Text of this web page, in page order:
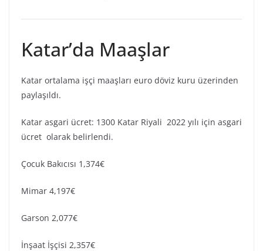
Katar’da Maaşlar
Katar ortalama işçi maaşları euro döviz kuru üzerinden
paylaşıldı.
Katar asgari ücret: 1300 Katar Riyali 2022 yılı için asgari
ücret olarak belirlendi.
Çocuk Bakıcısı 1,374€
Mimar 4,197€
Garson 2,077€
İnşaat İşçisi 2,357€